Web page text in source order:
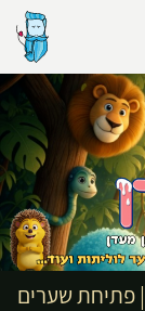
11.05.2026 | פתיחת שערים